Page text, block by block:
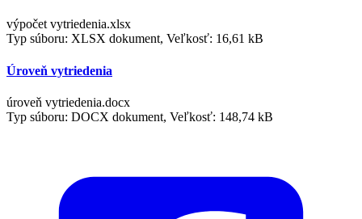
výpočet vytriedenia.xlsx
Typ súboru: XLSX dokument, Veľkosť: 16,61 kB
Úroveň vytriedenia
úroveň vytriedenia.docx
Typ súboru: DOCX dokument, Veľkosť: 148,74 kB